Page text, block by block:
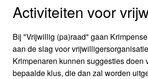
Activiteiten voor
Bij "Vrijwillig (pa)raad" gaan
aan de slag voor
Krimpenaren kunnen suggesties doen
bepaalde klus, die dan zal worden